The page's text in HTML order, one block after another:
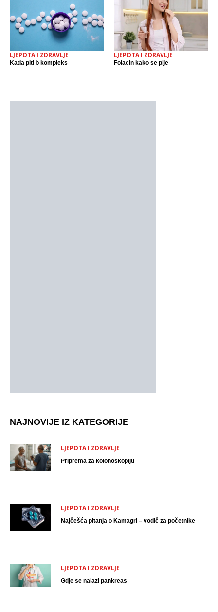
LJEPOTA I ZDRAVLJE
Kada piti b kompleks
LJEPOTA I ZDRAVLJE
Folacin kako se pije
NAJNOVIJE IZ KATEGORIJE
LJEPOTA I ZDRAVLJE
Priprema za kolonoskopiju
LJEPOTA I ZDRAVLJE
Najčešća pitanja o Kamagri – vodič za početnike
LJEPOTA I ZDRAVLJE
Gdje se nalazi pankreas